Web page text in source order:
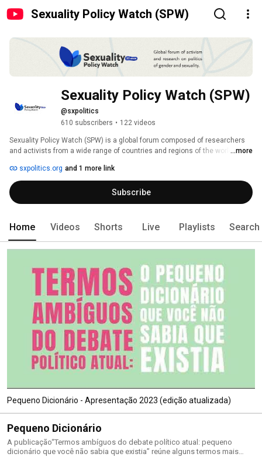
Sexuality Policy Watch (SPW)
Sexuality Policy Watch (SPW)
@sxpolitics
610 subscribers • 122 videos
Sexuality Policy Watch (SPW) is a global forum composed of researchers
and activists from a wide range of countries and regions of the world.
Social Policy (IWGSSP), in 2006 the forum changed its name to Sexuality
Policy Watch and, since its inception, SPW has collaborated extensively
with researchers and activists from a wide range of countries and is a
credible source of updated information on facts, research findings, and
...more
sxpolitics.org and 1 more link
Subscribe
Home Videos Shorts Live Playlists Search
Pequeno Dicionário - Apresentação 2023 (edição atualizada)
Pequeno Dicionário
A publicação“Termos ambíguos do debate político atual: pequeno
dicionário que você não sabia que existia” reúne alguns termos mais